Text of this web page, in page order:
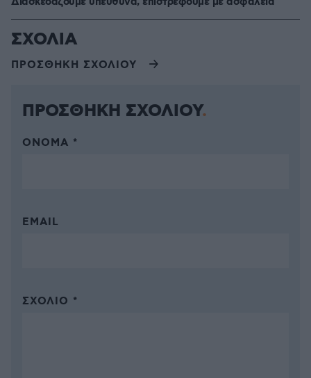
ΣΧΟΛΙΑ
ΠΡΟΣΘΗΚΗ ΣΧΟΛΙΟΥ
ΠΡΟΣΘΗΚΗ ΣΧΟΛΙΟΥ
ΌΝΟΜΑ *
EMAIL
ΣΧΌΛΙΟ *